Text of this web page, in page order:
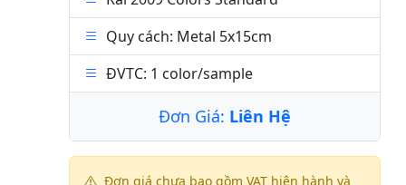
Quy cách: Metal 5x15cm
ĐVTC: 1 color/sample
Đơn Giá: Liên Hệ
Đơn giá chưa bao gồm VAT hiện hành và